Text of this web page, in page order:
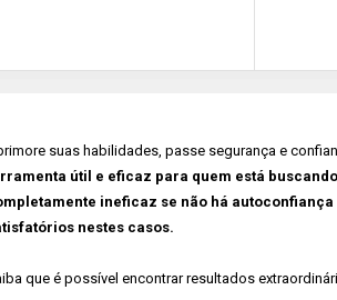
suas habilidades, passe segurança e
útil e eficaz para quem está
ineficaz se não há
nestes casos.
que é possível encontrar resultados